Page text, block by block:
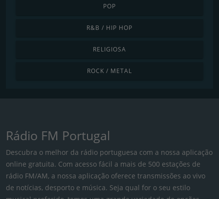
POP
R&B / HIP HOP
RELIGIOSA
ROCK / METAL
Rádio FM Portugal
Descubra o melhor da rádio portuguesa com a nossa aplicação
online gratuita. Com acesso fácil a mais de 500 estações de
rádio FM/AM, a nossa aplicação oferece transmissões ao vivo
de notícias, desporto e música. Seja qual for o seu estilo